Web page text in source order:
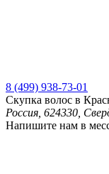
8 (499) 938-73-01
Скупка волос в
Россия, 624330,
Напишите нам в